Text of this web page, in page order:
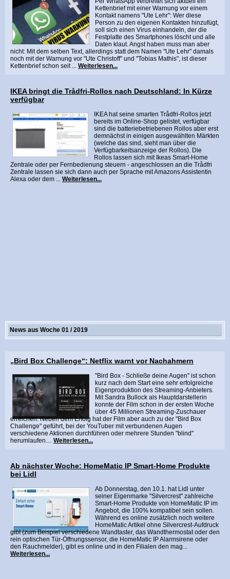
Kettenbrief mit einer Warnung vor einem
Kontakt namens "Ute Lehr": Wer diese
Person zu den eigenen Kontakten hinzufügt,
soll sich einen Virus einhandeln, der die
Festplatte des Smartphones löscht und alle
Daten klaut. Angst haben muss man aber
nicht: Mit dem selben Text, allerdings statt dem Namen "Ute Lehr" damals
noch mit der Warnung vor "Ute Christoff" und "Tobias Mathis", ist dieser
Kettenbrief schon seit ... Weiterlesen...
IKEA bringt die Trådfri-Rollos nach Deutschland: In Kürze
verfügbar
IKEA hat seine smarten Trådfri-Rollos jetzt
bereits im Online-Shop gelistet, verfügbar
sind die batteriebetriebenen Rollos aber erst
demnächst in einigen ausgewählten Märkten
(welche das sind, sieht man über die
Verfügbarkeitsanzeige der Rollos). Die
Rollos lassen sich mit Ikeas Smart-Home
Zentrale oder per Fernbedienung steuern - angeschlossen an die Trådfri
Zentrale lassen sie sich dann auch per Sprache mit Amazons Assistentin
Alexa oder dem ... Weiterlesen...
News aus Woche 01 / 2019
„Bird Box Challenge“: Netflix warnt vor Nachahmern
"Bird Box - Schließe deine Augen" ist schon
kurz nach dem Start eine sehr erfolgreiche
Eigenproduktion des Streaming-Anbieters.
Mit Sandra Bullock als Hauptdarstellerin
konnte der Film schon in der ersten Woche
über 45 Millionen Streaming-Zuschauer
erreichen. Neben dem Erfolg hat der Film aber auch zu der "Bird Box
Challenge" geführt, bei der YouTuber mit verbundenen Augen
verschiedene Aktionen durchführen oder mehrere Stunden "blind"
herumlaufen.... Weiterlesen...
Ab nächster Woche: HomeMatic IP Smart-Home Produkte
bei Lidl
Ab Donnerstag, den 10.1. hat Lidl unter
seiner Eigenmarke "Silvercrest" zahlreiche
Smart-Home Produkte von HomeMatic IP im
Angebot, die 100% kompatibel sein sollen.
Während es online zusätzlich noch weitere
HomeMatic Artikel ohne Silvercrest-Aufdruck
gibt (zum Beispiel verschiedene Wandtaster, das Wandthermostat oder den
rein optischen Tür-Öffnungssensor, die HomeMatic IP Alarmsirene oder
den Rauchmelder), gibt es online und in den Filialen den mag...
Weiterlesen...